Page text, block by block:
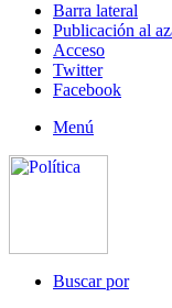
Barra lateral
Publicación al
Acceso
Twitter
Facebook
Menú
Buscar por